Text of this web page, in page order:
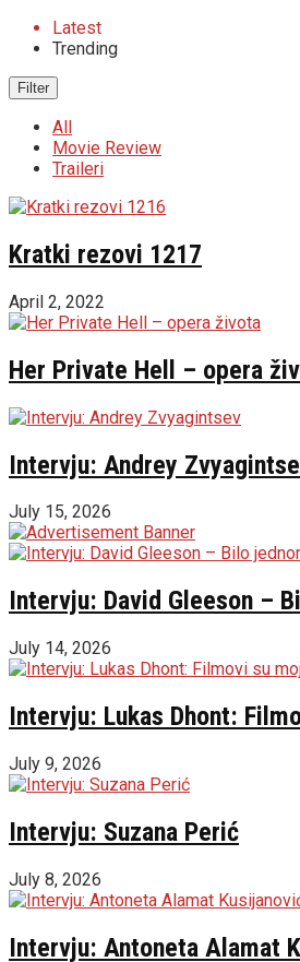
Latest
Trending
Filter
All
Movie Review
Traileri
Kratki rezovi 1217
April 2, 2022
Her Private Hell – opera
Intervju: Andrey
July 15, 2026
Intervju: David Gleeson –
July 14, 2026
Intervju: Lukas Dhont:
July 9, 2026
Intervju: Suzana Perić
July 8, 2026
Intervju: Antoneta Alamat